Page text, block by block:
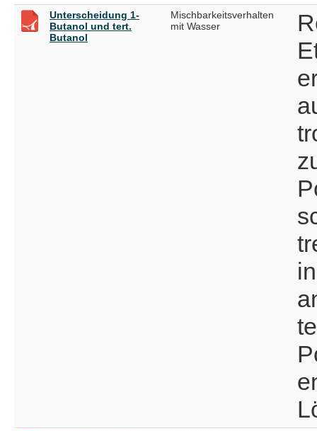
Unterscheidung 1-
Butanol und tert.
Butanol
Mischbarkeitsverhalten
mit Wasser